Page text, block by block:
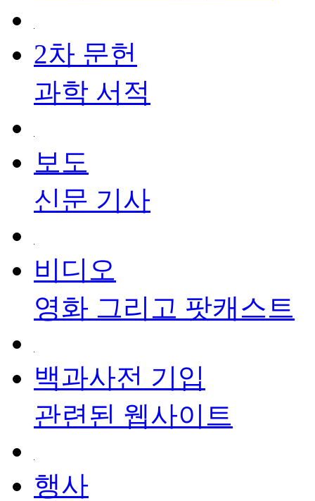
2차 문헌
과학 서적
보도
신문 기사
비디오
영화 그리고 팟캐스트
백과사전 기입
관련된 웹사이트
행사